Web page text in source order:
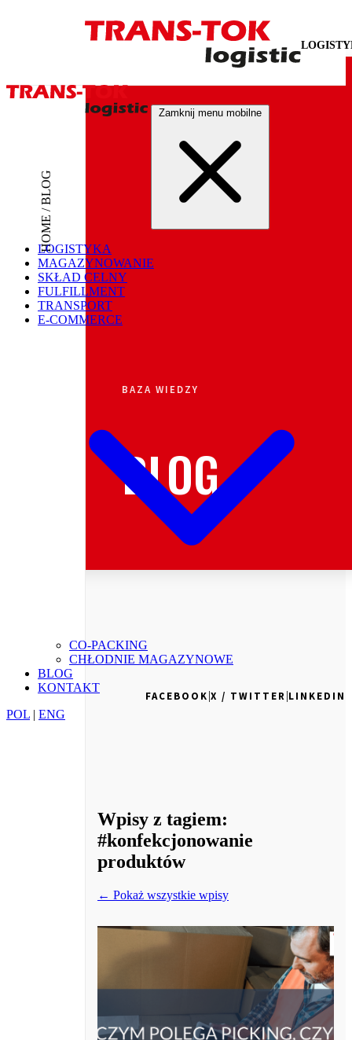
Zamknij menu mobilne
LOGISTYKA
MAGAZYNOWANIE
SKŁAD CELNY
FULFILLMENT
TRANSPORT
E-COMMERCE
CO-PACKING
CHŁODNIE MAGAZYNOWE
BLOG
KONTAKT
POL | ENG
HOME / BLOG
BAZA WIEDZY
BLOG
FACEBOOK|X / TWITTER|LINKEDIN
Wpisy z tagiem:
#konfekcjonowanie
produktów
← Pokaż wszystkie wpisy